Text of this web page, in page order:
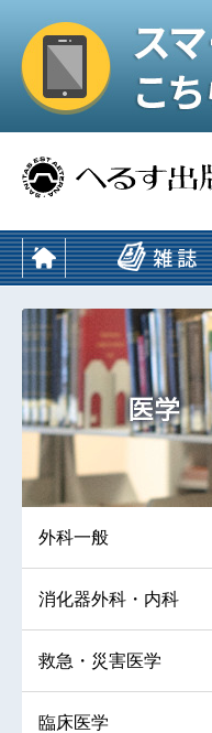
外科一般
消化器外科・内科
救急・災害医学
臨床医学